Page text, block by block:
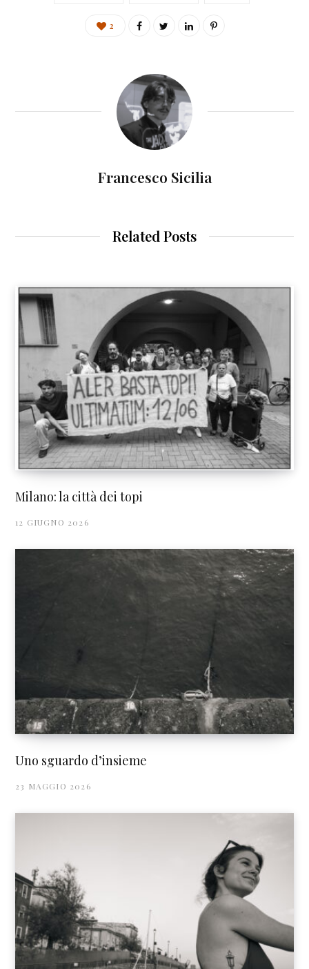
2
Francesco Sicilia
Related Posts
Milano: la città dei topi
12 GIUGNO 2026
Uno sguardo d’insieme
23 MAGGIO 2026